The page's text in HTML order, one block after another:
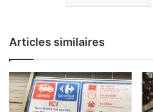
Articles similaires